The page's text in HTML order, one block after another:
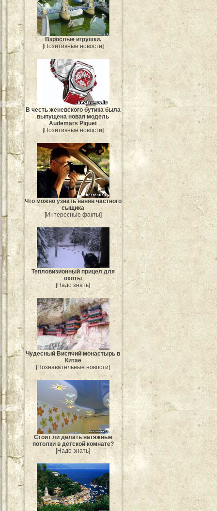
Взрослые игрушки.
[Позитивные новости]
В честь женевского бутика была
выпущена новая модель
Audemars Piguet
[Позитивные новости]
Что можно узнать наняв частного
сыщика
[Интересные факты]
Тепловизионный прицел для
охоты
[Надо знать]
Чудесный Висячий монастырь в
Китае
[Познавательные новости]
Стоит ли делать натяжные
потолки в детской комнате?
[Надо знать]